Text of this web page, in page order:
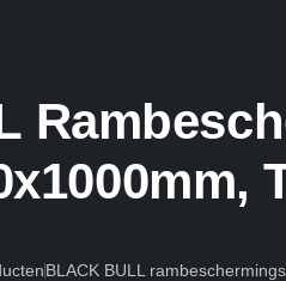
BLACK BULL